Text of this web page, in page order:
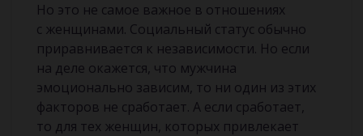
Но это не самое важное в отношениях
с женщинами. Социальный статус обычно
приравнивается к независимости. Но если
на деле окажется, что мужчина
эмоционально зависим, то ни один из этих
факторов не сработает. А если сработает,
то для тех женщин, которых привлекает